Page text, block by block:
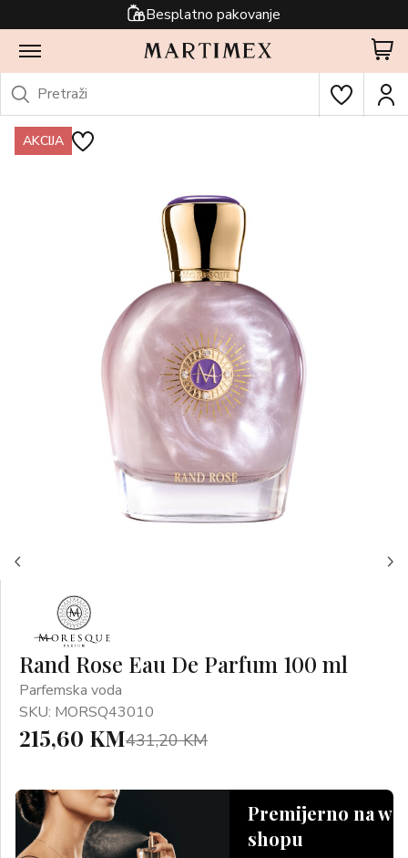
Besplatno pakovanje
AKCIJA
Rand Rose Eau De Parfum 100 ml
Parfemska voda
SKU: MORSQ43010
215,60 KM431,20 KM
Premijerno na
shopu